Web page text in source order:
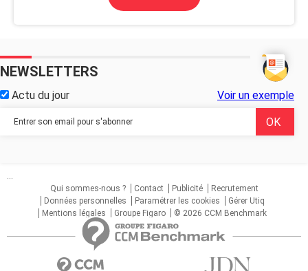
NEWSLETTERS
Actu du jour Voir un exemple
...
Qui sommes-nous ?
Contact Publicité
Recrutement
Données personnelles
Paramétrer les cookies
Gérer Utiq
Mentions légales
Groupe Figaro © 2026 CCM Benchmark